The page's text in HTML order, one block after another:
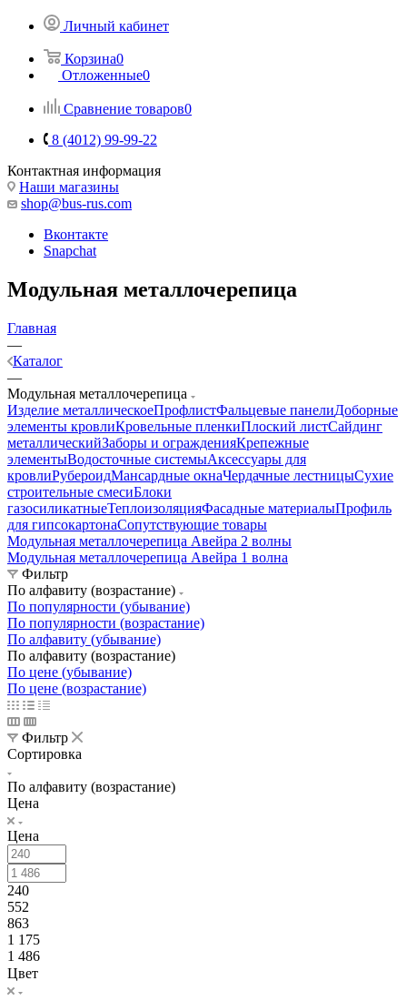
Личный кабинет
Корзина0
Отложенные0
Сравнение товаров0
8 (4012) 99-99-22
Контактная информация
Наши магазины
shop@bus-rus.com
Вконтакте
Snapchat
Модульная металлочерепица
Главная
—
Каталог
—
Модульная металлочерепица
Изделие металлическоеПрофлистФальцевые панелиДоборные
элементы кровлиКровельные пленкиПлоский листСайдинг
металлическийЗаборы и огражденияКрепежные
элементыВодосточные системыАксессуары для
кровлиРубероидМансардные окнаЧердачные лестницыСухие
строительные смесиБлоки
газосиликатныеТеплоизоляцияФасадные материалыПрофиль
для гипсокартонаСопутствующие товары
Модульная металлочерепица Авейра 2 волны
Модульная металлочерепица Авейра 1 волна
Фильтр
По алфавиту (возрастание)
По популярности (убывание)
По популярности (возрастание)
По алфавиту (убывание)
По алфавиту (возрастание)
По цене (убывание)
По цене (возрастание)
Фильтр
Сортировка
По алфавиту (возрастание)
Цена
Цена
240
552
863
1 175
1 486
Цвет